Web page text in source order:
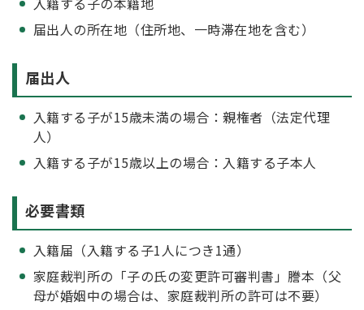
届出人の所在地（住所地、一時滞在地を含む）
届出人
入籍する子が15歳未満の場合：親権者（法定代理
人）
入籍する子が15歳以上の場合：入籍する子本人
必要書類
入籍届（入籍する子1人につき1通）
家庭裁判所の「子の氏の変更許可審判書」謄本（父
母が婚姻中の場合は、家庭裁判所の許可は不要）